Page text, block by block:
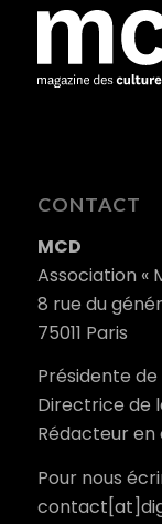
CONTACT
MCD
Association «
8 rue du
75011 Paris
Présidente de
Directrice de
Rédacteur en
Pour nous